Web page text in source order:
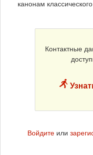
канонам
Контактные
Войдите или